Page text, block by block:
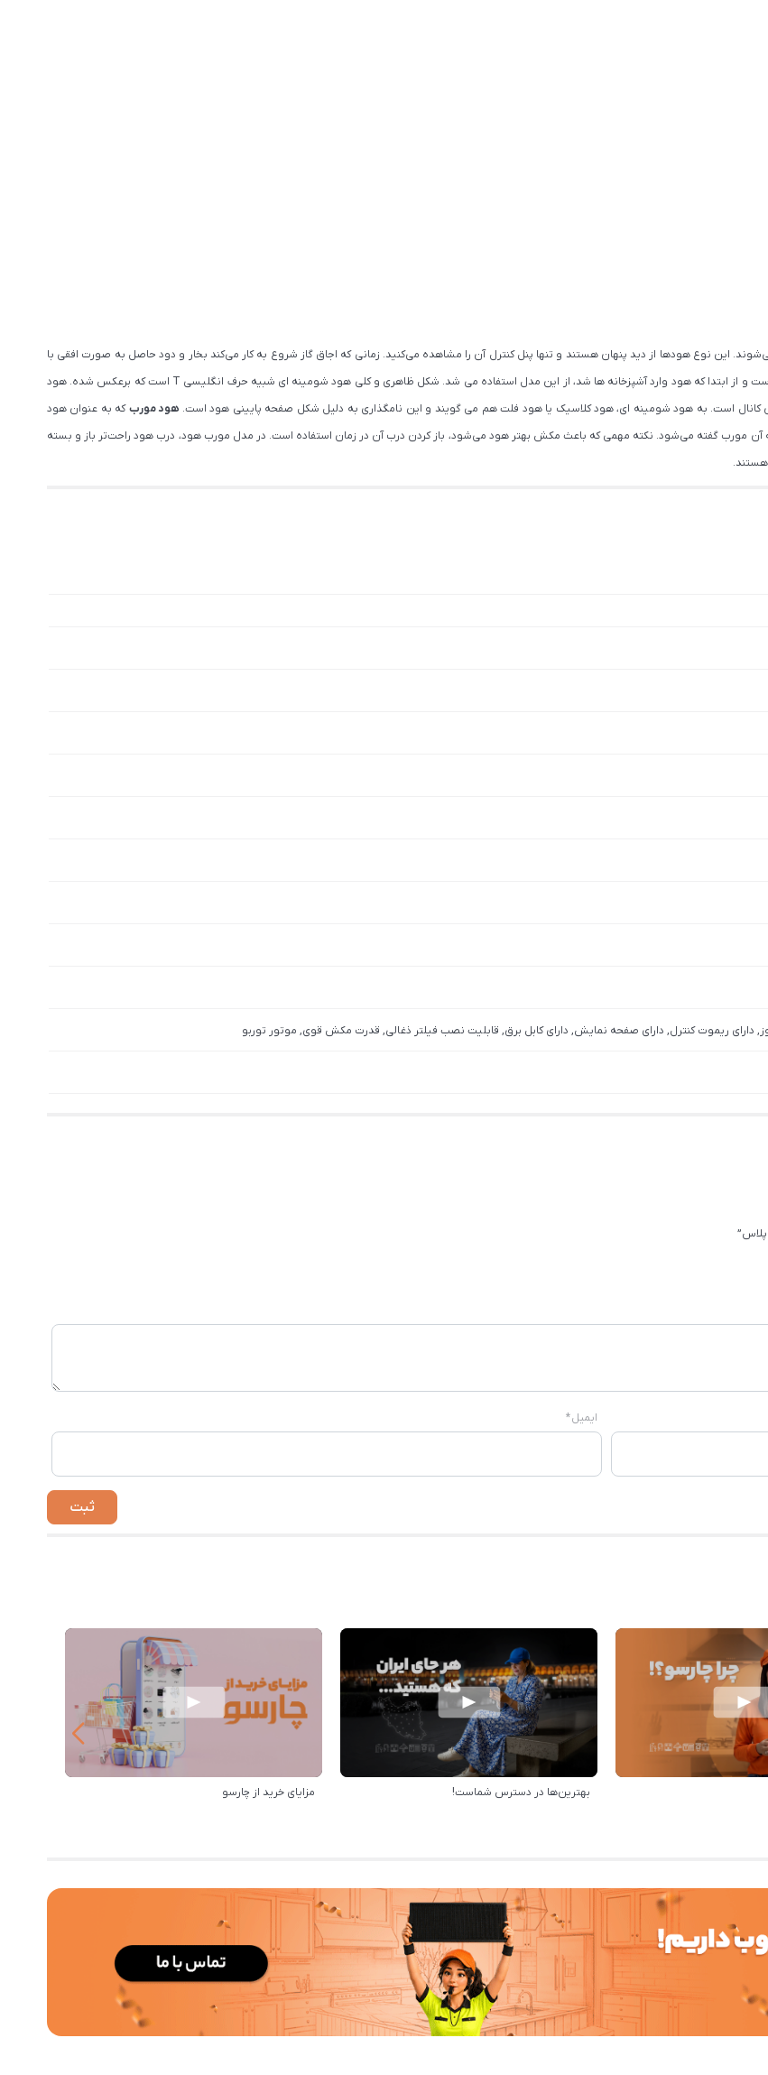
این نوع هودها از دید پنهان هستند و تنها پنل کنترل آن را مشاهده می‌کنید. زمانی که اجاق گاز شروع به کار می‌کند بخار و دود حاصل به صورت افقی با
از اولین مدل های هود تولید شده است و از ابتدا که هود وارد آشپزخانه ها شد، از این مدل استفاده می شد. شکل ظاهری و کلی هود شومینه ای شبیه حرف انگلیسی T است که برعکس شده. هود
است. به هود شومینه ای، هود کلاسیک یا هود فلت هم می گویند و این نامگذاری به دلیل شکل صفحه پایینی هود است.هود موربکه به عنوان هود
می‌گردد و به همین دلیل به آن مورب گفته می‌شود. نکته مهمی که باعث مکش بهتر هود می‌شود، باز کردن درب آن در زمان استفاده است. در مدل مورب هود، درب هود راحت‌تر باز و بسته
ایمیل*
بهترین‌ها در دسترس شماست! مزایای خرید از چارسو